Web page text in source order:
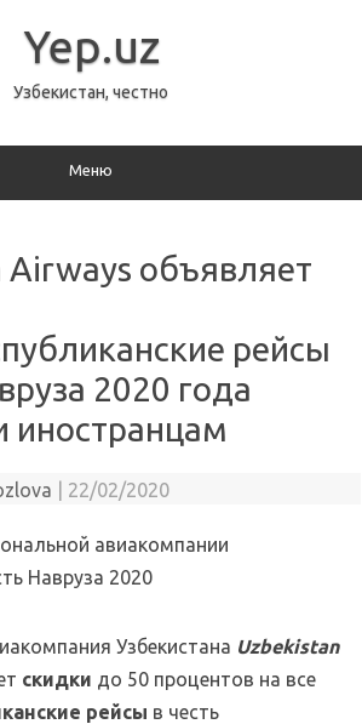
Yep.uz
Узбекистан, честно
Меню
Airways объявляет
рейсы
2020 года
иностранцам
22/02/2020
Узбекистана Uzbekistan
скидки до 50 процентов на все
рейсы в честь